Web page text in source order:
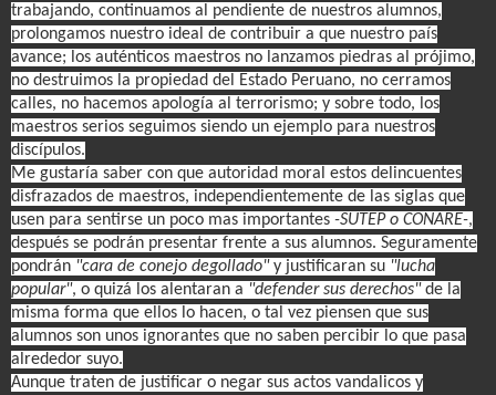
trabajando, continuamos al pendiente de nuestros alumnos,
prolongamos nuestro ideal de contribuir a que nuestro país
avance; los auténticos maestros no lanzamos piedras al prójimo,
no destruimos la propiedad del Estado Peruano, no cerramos
calles, no hacemos apología al terrorismo; y sobre todo, los
maestros serios seguimos siendo un ejemplo para nuestros
discípulos.
Me gustaría saber con que autoridad moral estos delincuentes
disfrazados de maestros, independientemente de las siglas que
usen para sentirse un poco mas importantes -SUTEP o CONARE-,
después se podrán presentar frente a sus alumnos. Seguramente
pondrán "cara de conejo degollado" y justificaran su "lucha
popular", o quizá los alentaran a "defender sus derechos" de la
misma forma que ellos lo hacen, o tal vez piensen que sus
alumnos son unos ignorantes que no saben percibir lo que pasa
alrededor suyo.
Aunque traten de justificar o negar sus actos vandalicos y